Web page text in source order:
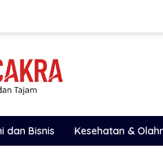
dan Bisnis Kesehatan &